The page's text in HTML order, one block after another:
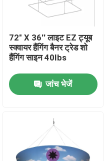
72" X 36'' लाइट EZ ट्यूब
स्क्वायर हैंगिंग बैनर ट्रेड शो
हैंगिंग साइन 40Ibs
जांच भेजें